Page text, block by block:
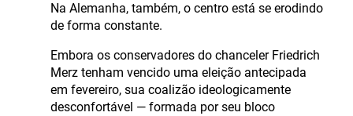
Na Alemanha, também, o centro está se erodindo
de forma constante.
Embora os conservadores do chanceler Friedrich
Merz tenham vencido uma eleição antecipada
em fevereiro, sua coalizão ideologicamente
desconfortável — formada por seu bloco